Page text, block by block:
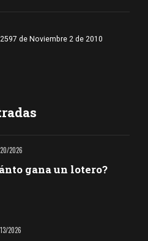
de Noviembre 2 de 2010
2026
gana un lotero?
2026